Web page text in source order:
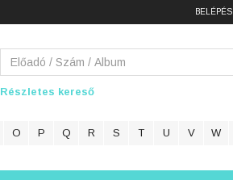
BELÉPÉS
Részletes kereső
O P Q R S T U V W